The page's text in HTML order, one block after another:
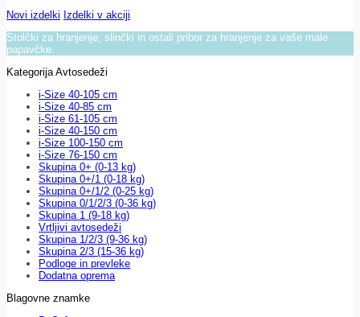
Novi izdelki Izdelki v akciji
Stolčki za hranjenje, slinčki in ostali pribor za hranjenje za vaše male
papavčke.
Kategorija Avtosedeži
i-Size 40-105 cm
i-Size 40-85 cm
i-Size 61-105 cm
i-Size 40-150 cm
i-Size 100-150 cm
i-Size 76-150 cm
Skupina 0+ (0-13 kg)
Skupina 0+/1 (0-18 kg)
Skupina 0+/1/2 (0-25 kg)
Skupina 0/1/2/3 (0-36 kg)
Skupina 1 (9-18 kg)
Vrtljivi avtosedeži
Skupina 1/2/3 (9-36 kg)
Skupina 2/3 (15-36 kg)
Podloge in prevleke
Dodatna oprema
Blagovne znamke